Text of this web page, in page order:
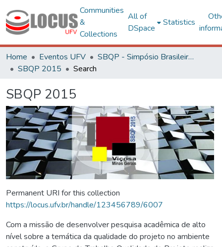
Communities
&
Collections
All of
DSpace
Statistics
Home Eventos UFV
SBQP - Simpósio Brasileiro de Qualidade do Projeto no Ambiente Construído
SBQP 2015
Search
SBQP 2015
Permanent URI for this collection
https://locus.ufv.br/handle/123456789/6007
Com a missão de desenvolver pesquisa acadêmica de alto
nível sobre a temática da qualidade do projeto no ambiente